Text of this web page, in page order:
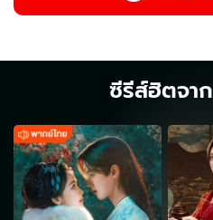
ซีรีส์ฮิตจาก